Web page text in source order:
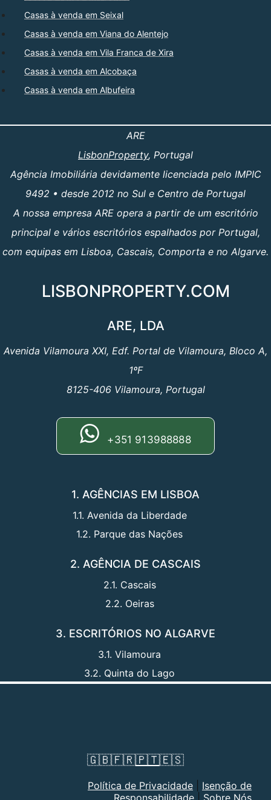
Casas à venda em Seixal
Casas à venda em Viana do Alentejo
Casas à venda em Vila Franca de Xira
Casas à venda em Alcobaça
Casas à venda em Albufeira
ARE
LisbonProperty, Portugal
Agência Imobiliária devidamente licenciada pelo IMPIC
9492 • desde 2012 no Sul e Centro de Portugal
A nossa empresa ARE opera a partir de um escritório
principal e vários escritórios espalhados por Portugal,
com equipas em Lisboa, Cascais, Comporta e no Algarve.
LISBONPROPERTY.COM
ARE, LDA
Avenida Vilamoura XXI, Edf. Portal de Vilamoura, Bloco A,
1ºF
8125-406 Vilamoura, Portugal
+351 913988888
1. AGÊNCIAS EM LISBOA
1.1. Avenida da Liberdade
1.2. Parque das Nações
2. AGÊNCIA DE CASCAIS
2.1. Cascais
2.2. Oeiras
3. ESCRITÓRIOS NO ALGARVE
3.1. Vilamoura
3.2. Quinta do Lago
🇬🇧🇫🇷🇵🇹🇪🇸
Política de Privacidade
Isenção de
Responsabilidade
Sobre Nós